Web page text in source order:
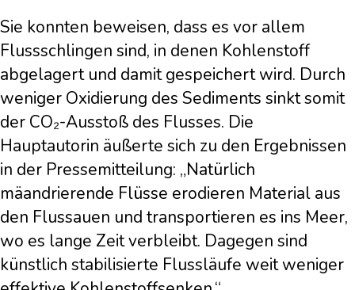
Sie konnten beweisen, dass es vor allem
Flussschlingen sind, in denen Kohlenstoff
abgelagert und damit gespeichert wird. Durch
weniger Oxidierung des Sediments sinkt somit
der CO₂-Ausstoß des Flusses. Die
Hauptautorin äußerte sich zu den Ergebnissen
in der Pressemitteilung: „Natürlich
mäandrierende Flüsse erodieren Material aus
den Flussauen und transportieren es ins Meer,
wo es lange Zeit verbleibt. Dagegen sind
künstlich stabilisierte Flussläufe weit weniger